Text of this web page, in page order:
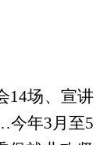
14场、宣讲
今年3月至5